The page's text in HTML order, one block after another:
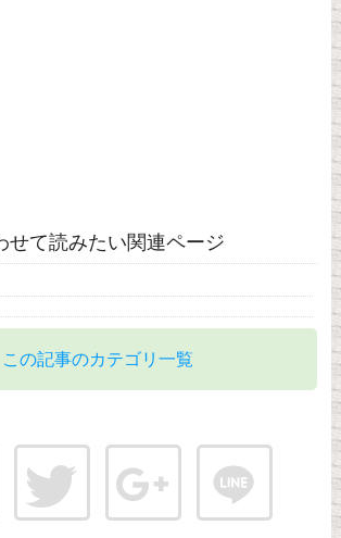
せて読みたい関連ページ
この記事のカテゴリ一覧